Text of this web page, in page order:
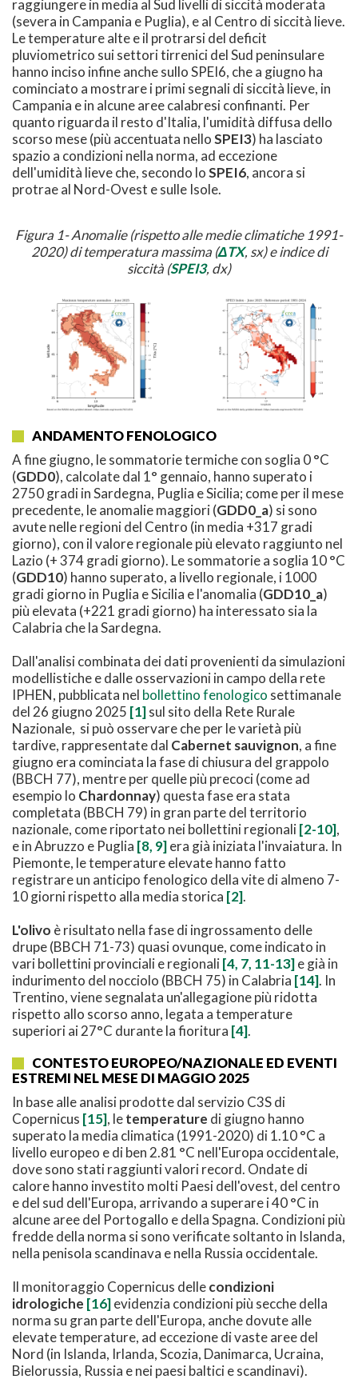
raggiungere in media al Sud livelli di siccità moderata
(severa in Campania e Puglia), e al Centro di siccità lieve.
Le temperature alte e il protrarsi del deficit
pluviometrico sui settori tirrenici del Sud peninsulare
hanno inciso infine anche sullo SPEI6, che a giugno ha
cominciato a mostrare i primi segnali di siccità lieve, in
Campania e in alcune aree calabresi confinanti. Per
quanto riguarda il resto d'Italia, l'umidità diffusa dello
scorso mese (più accentuata nelloSPEI3) ha lasciato
spazio a condizioni nella norma, ad eccezione
dell'umidità lieve che, secondo loSPEI6, ancora si
protrae al Nord-Ovest e sulle Isole.
Figura 1- Anomalie (rispetto alle medie climatiche 1991-
2020) di temperatura massima (ΔTX, sx) e indice di
siccità (SPEI3, dx)
ANDAMENTO FENOLOGICO
A fine giugno, le sommatorie termiche con soglia 0 °C
(GDD0), calcolate dal 1° gennaio, hanno superato i
2750 gradi in Sardegna, Puglia e Sicilia; come per il mese
precedente, le anomalie maggiori (GDD0_a) si sono
avute nelle regioni del Centro (in media +317 gradi
giorno), con il valore regionale più elevato raggiunto nel
Lazio (+ 374 gradi giorno). Le sommatorie a soglia 10 °C
(GDD10) hanno superato, a livello regionale, i 1000
gradi giorno in Puglia e Sicilia e l'anomalia (GDD10_a)
più elevata (+221 gradi giorno) ha interessato sia la
Calabria che la Sardegna.
Dall'analisi combinata dei dati provenienti da simulazioni
modellistiche e dalle osservazioni in campo della rete
IPHEN, pubblicata nel bollettino fenologico settimanale
del 26 giugno 2025 [1]sul sito della Rete Rurale
Nazionale, si può osservare che per le varietà più
tardive, rappresentate dal Cabernet sauvignon, a fine
giugno era cominciata la fase di chiusura del grappolo
(BBCH 77), mentre per quelle più precoci (come ad
esempio lo Chardonnay) questa fase era stata
completata (BBCH 79) in gran parte del territorio
nazionale, come riportato nei bollettini regionali[2-10],
e in Abruzzo e Puglia [8, 9]era già iniziata l'invaiatura. In
Piemonte, le temperature elevate hanno fatto
registrare un anticipo fenologico della vite di almeno 7-
10 giorni rispetto alla media storica [2].
L'olivo è risultato nella fase di ingrossamento delle
drupe (BBCH 71-73) quasi ovunque, come indicato in
vari bollettini provinciali e regionali[4, 7, 11-13]e già in
indurimento del nocciolo (BBCH 75) in Calabria [14]. In
Trentino, viene segnalata un'allegagione più ridotta
rispetto allo scorso anno, legata a temperature
superiori ai 27°C durante la fioritura [4].
CONTESTO EUROPEO/NAZIONALE ED EVENTI
ESTREMI NEL MESE DI MAGGIO 2025
In base alle analisi prodotte dal servizio C3S di
Copernicus [15], letemperature di giugno hanno
superato la media climatica (1991-2020) di 1.10 °C a
livello europeo e di ben 2.81 °C nell'Europa occidentale,
dove sono stati raggiunti valori record. Ondate di
calore hanno investito molti Paesi dell'ovest, del centro
e del sud dell'Europa, arrivando a superare i 40 °C in
alcune aree del Portogallo e della Spagna. Condizioni più
fredde della norma si sono verificate soltanto in Islanda,
nella penisola scandinava e nella Russia occidentale.
Il monitoraggio Copernicus dellecondizioni
idrologiche [16]evidenzia condizioni più secche della
norma su gran parte dell'Europa, anche dovute alle
elevate temperature, ad eccezione di vaste aree del
Nord (in Islanda, Irlanda, Scozia, Danimarca, Ucraina,
Bielorussia, Russia e nei paesi baltici e scandinavi).